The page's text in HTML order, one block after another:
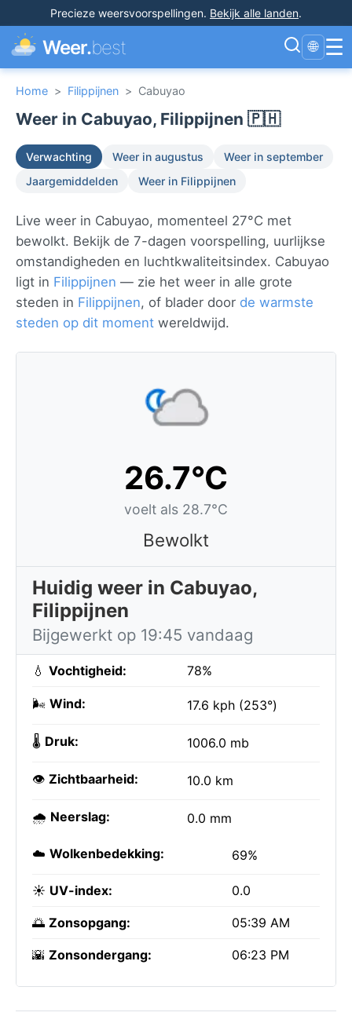
Precieze weersvoorspellingen. Bekijk alle landen.
Weer.best 🌐 ☰
Home > Filippijnen > Cabuyao
Weer in Cabuyao, Filippijnen 🇵🇭
Verwachting Weer in augustus
Weer in september
Jaargemiddelden
Weer in Filippijnen
Live weer in Cabuyao, momenteel 27°C met
bewolkt. Bekijk de 7-dagen voorspelling, uurlijkse
omstandigheden en luchtkwaliteitsindex. Cabuyao
ligt in Filippijnen — zie het weer in alle grote
steden in Filippijnen, of blader door de warmste
steden op dit moment wereldwijd.
26.7°C
voelt als 28.7°C
Bewolkt
Huidig weer in Cabuyao,
Filippijnen
Bijgewerkt op 19:45 vandaag
💧 Vochtigheid: 78%
🌬️ Wind: 17.6 kph (253°)
🌡️ Druk: 1006.0 mb
👁️ Zichtbaarheid: 10.0 km
🌧️ Neerslag: 0.0 mm
☁️ Wolkenbedekking: 69%
☀️ UV-index: 0.0
🌅 Zonsopgang: 05:39 AM
🌇 Zonsondergang: 06:23 PM